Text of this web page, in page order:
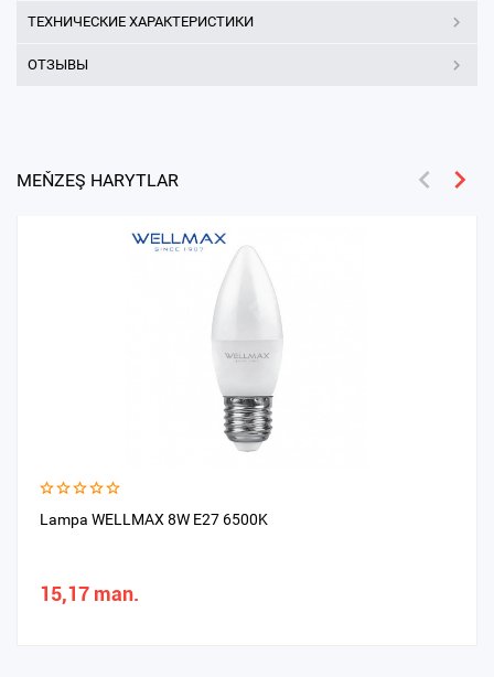
ТЕХНИЧЕСКИЕ ХАРАКТЕРИСТИКИ
ОТЗЫВЫ
MEŇZEŞ HARYTLAR
Lampa WELLMAX 8W E27 6500K
15,17 man.